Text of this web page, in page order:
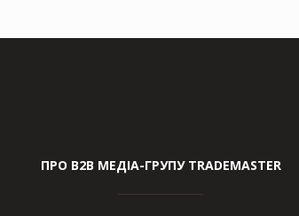
ПРО В2В МЕДІА-ГРУПУ TRADEMASTER